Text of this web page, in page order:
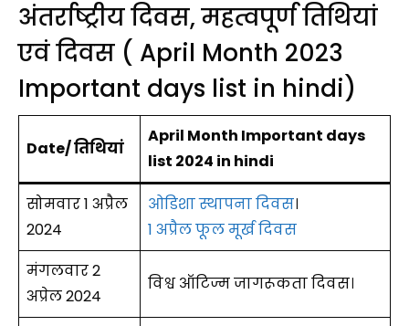
अंतर्राष्ट्रीय दिवस, महत्वपूर्ण तिथियां
एवं दिवस ( April Month 2023
Important days list in hindi)
Date/ तिथियां
April Month Important days
list 2024 in hindi
सोमवार 1 अप्रैल
2024
ओडिशा स्थापना दिवस।
1 अप्रैल फूल मूर्ख दिवस
मंगलवार 2
अप्रेल 2024
विश्व ऑटिज्म जागरूकता दिवस।